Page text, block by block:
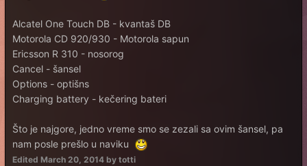
Alcatel One Touch DB - kvantaš DB
Motorola CD 920/930 - Motorola sapun
Ericsson R 310 - nosorog
Cancel - šansel
Options - optišns
Charging battery - kečering bateri
Što je najgore, jedno vreme smo se zezali sa ovim šansel, pa
nam posle prešlo u naviku
Edited March 20, 2014 by totti